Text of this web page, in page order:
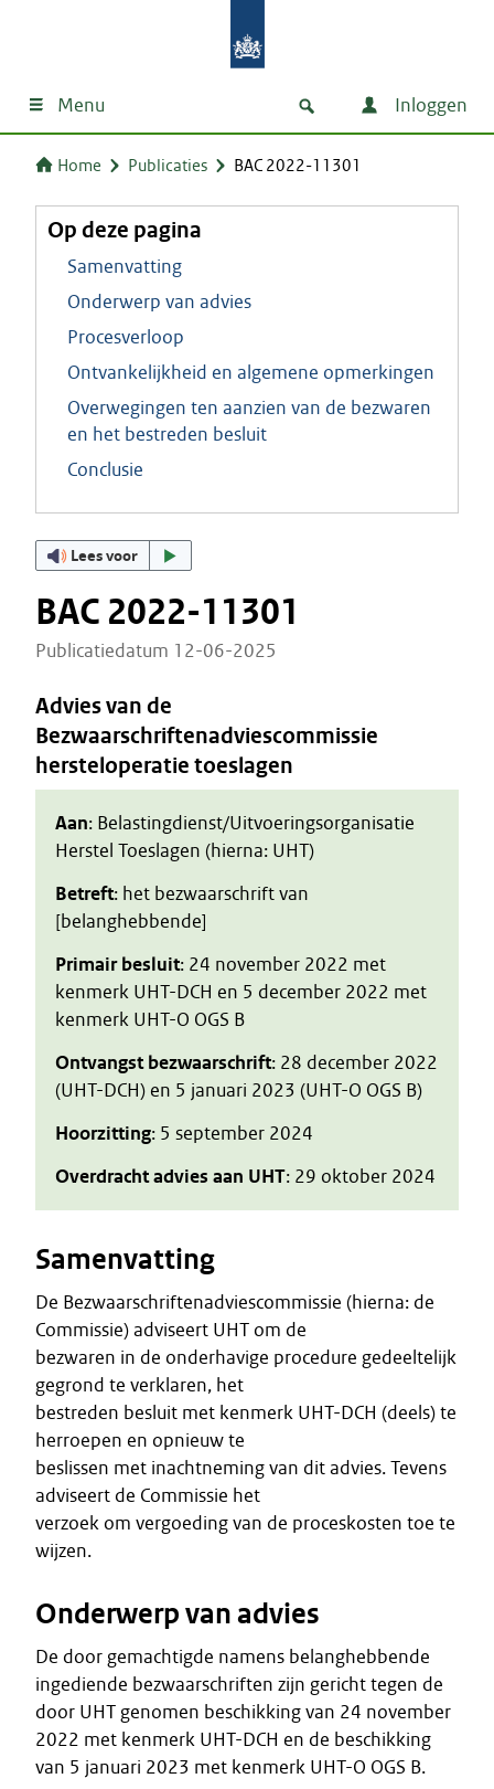
Menu Inloggen
Home Publicaties BAC 2022-11301
Op deze pagina
Samenvatting
Onderwerp van advies
Procesverloop
Ontvankelijkheid en algemene opmerkingen
Overwegingen ten aanzien van de bezwaren
en het bestreden besluit
Conclusie
Lees voor
BAC 2022-11301
Publicatiedatum 12-06-2025
Advies van de
Bezwaarschriftenadviescommissie
hersteloperatie toeslagen
Aan: Belastingdienst/Uitvoeringsorganisatie
Herstel Toeslagen (hierna: UHT)
Betreft: het bezwaarschrift van
[belanghebbende]
Primair besluit: 24 november 2022 met
kenmerk UHT-DCH en 5 december 2022 met
kenmerk UHT-O OGS B
Ontvangst bezwaarschrift: 28 december 2022
(UHT-DCH) en 5 januari 2023 (UHT-O OGS B)
Hoorzitting: 5 september 2024
Overdracht advies aan UHT: 29 oktober 2024
Samenvatting
De Bezwaarschriftenadviescommissie (hierna: de
Commissie) adviseert UHT om de
bezwaren in de onderhavige procedure gedeeltelijk
gegrond te verklaren, het
bestreden besluit met kenmerk UHT-DCH (deels) te
herroepen en opnieuw te
beslissen met inachtneming van dit advies. Tevens
adviseert de Commissie het
verzoek om vergoeding van de proceskosten toe te
wijzen.
Onderwerp van advies
De door gemachtigde namens belanghebbende
ingediende bezwaarschriften zijn gericht tegen de
door UHT genomen beschikking van 24 november
2022 met kenmerk UHT-DCH en de beschikking
van 5 januari 2023 met kenmerk UHT-O OGS B.